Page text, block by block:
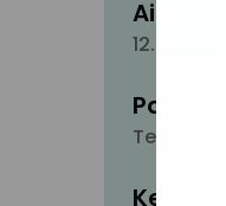
Aika
12.9.2025
Paikka
Teams
Kenelle